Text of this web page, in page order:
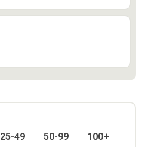
25-49 50-99
100+